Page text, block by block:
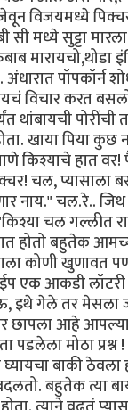
विजयमध्ये
मध्ये सुट्टा
मारायचो,थोडा
अंधारात
विचार करत
पोरींची
खाया पिया
किश्याचे हात
चल, प्यासाला
चल.रे.. जिथ
चल
बहुतेक
कोणी खुणावत पण
एक आकडी लॉटरी
इथे गेले तर मेसला
छापला आहे
पडलेला मोठा
घ्यायचा बाकी
बहुतेक त्या